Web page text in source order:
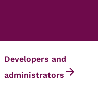
Developers and
administrators